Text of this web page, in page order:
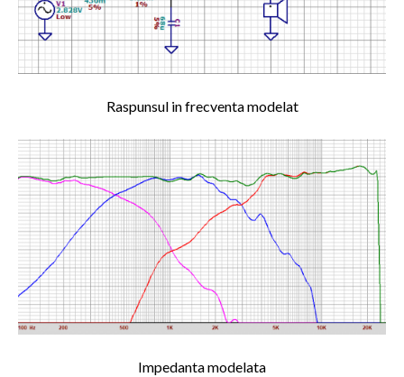
Raspunsul in frecventa modelat
Impedanta modelata